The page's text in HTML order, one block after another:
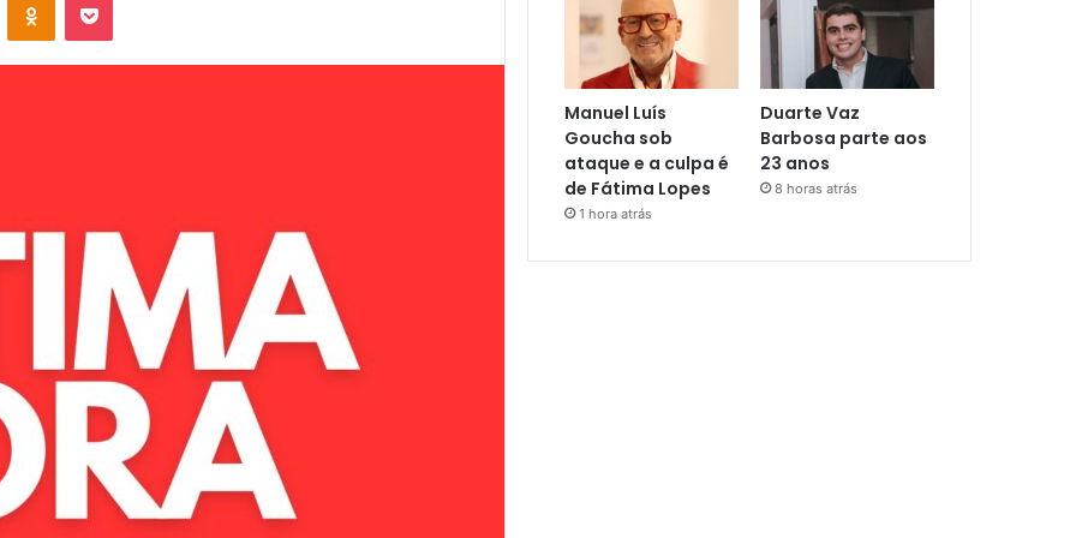
Manuel Luís
Goucha sob
ataque e a culpa é
de Fátima Lopes
1 hora atrás
Duarte Vaz
Barbosa parte aos
23 anos
8 horas atrás